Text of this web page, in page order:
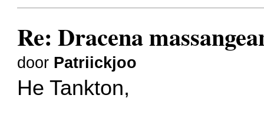
Re: Dracena
door Patriickjoo
He Tankton,